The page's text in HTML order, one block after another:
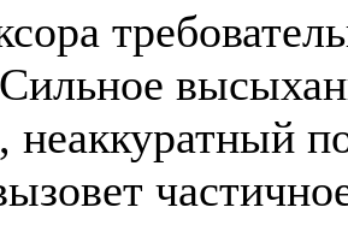
неаккуратный